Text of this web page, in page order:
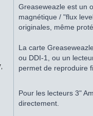
Greaseweazle est un
magnétique / "flux
originales, même
La carte
ou DDI-1, ou un
permet de reproduire
Pour les lecteurs 3"
directement.